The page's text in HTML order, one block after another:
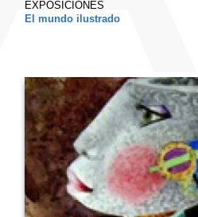
EXPOSICIONES
El mundo ilustrado